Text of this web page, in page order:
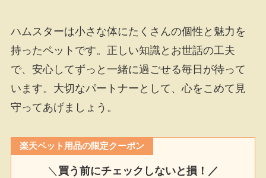
ハムスターは小さな体にたくさんの個性と魅力を
持ったペットです。正しい知識とお世話の工夫
で、安心してずっと一緒に過ごせる毎日が待って
います。大切なパートナーとして、心をこめて見
守ってあげましょう。
楽天ペット用品の限定クーポン
＼ 買う前にチェックしないと損！／